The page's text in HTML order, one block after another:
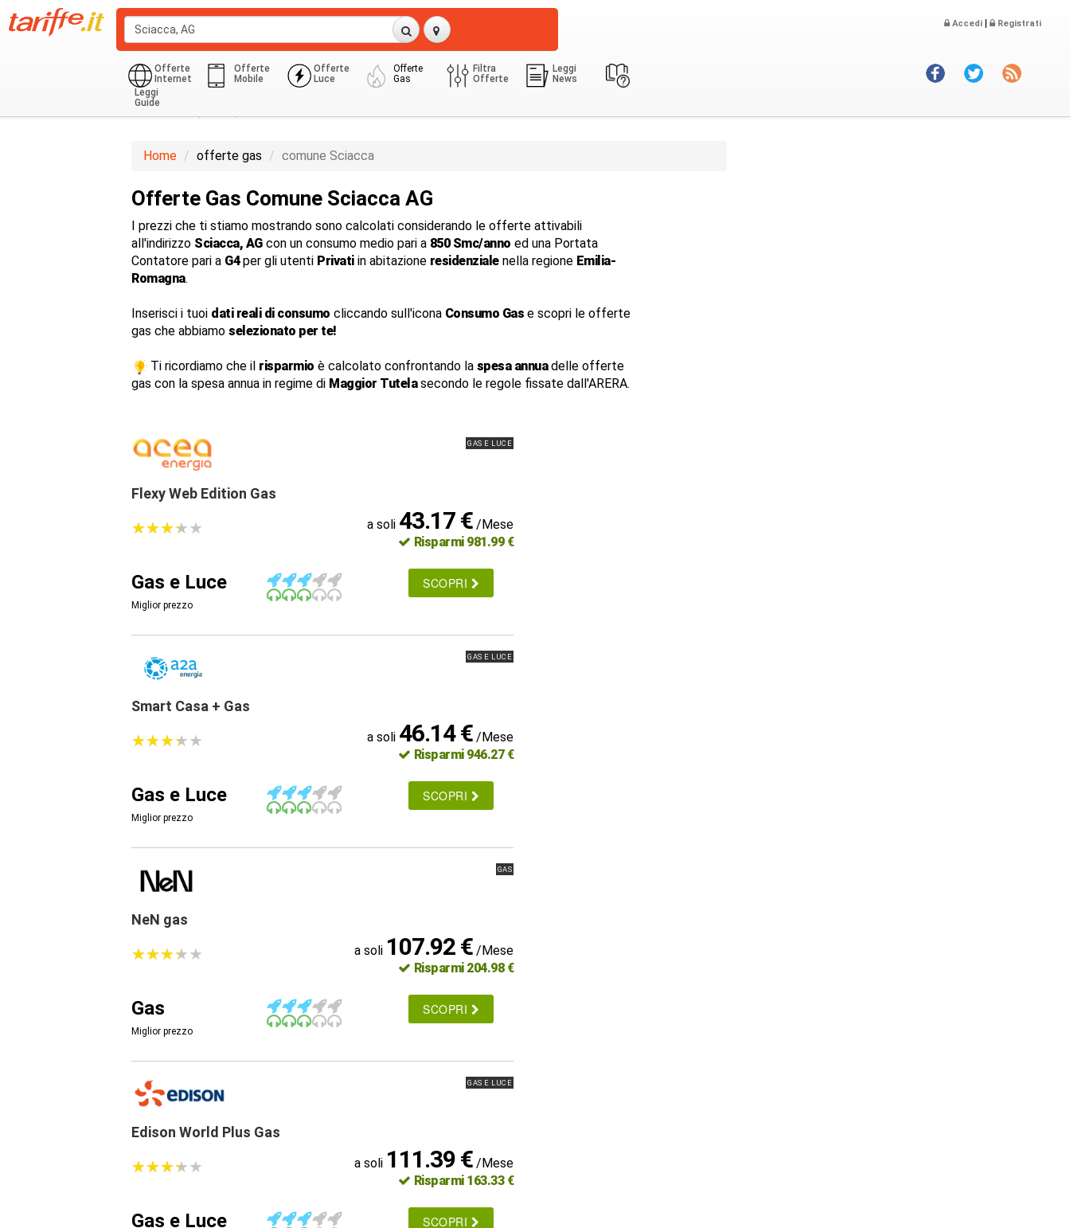
Accedi | Registrati
Offerte
Internet
Offerte
Mobile
Offerte
Luce
Offerte
Gas
Filtra
Offerte
Leggi
News
Leggi
Guide
Domestico (G1-G6)
Home offerte gas comune Sciacca
Offerte Gas Comune Sciacca AG
I prezzi che ti stiamo mostrando sono calcolati considerando le offerte attivabili
all'indirizzo Sciacca, AGcon un consumo medio pari a 850 Smc/anno ed una Portata
Contatore pari a G4per gli utenti Privatiin abitazione residenzialenella regione Emilia-
Romagna.
Inserisci i tuoi dati reali di consumo cliccando sull'icona Consumo Gas e scopri le offerte
gas che abbiamo selezionato per te!
Ti ricordiamo che il risparmio è calcolato confrontando la spesa annuadelle offerte
gas con la spesa annua in regime di Maggior Tutelasecondo le regole fissate dall'ARERA.
GAS E LUCE
Flexy Web Edition Gas
★★★★★
★★★★★ a soli 43.17 € /Mese
Risparmi 981.99 €
Gas e Luce
Miglior prezzo
SCOPRI
GAS E LUCE
Smart Casa + Gas
★★★★★
★★★★★ a soli 46.14 € /Mese
Risparmi 946.27 €
Gas e Luce
Miglior prezzo
SCOPRI
GAS
NeN gas
★★★★★
★★★★★ a soli 107.92 € /Mese
Risparmi 204.98 €
Gas
Miglior prezzo
SCOPRI
GAS E LUCE
Edison World Plus Gas
★★★★★
★★★★★ a soli 111.39 € /Mese
Risparmi 163.33 €
Gas e Luce SCOPRI